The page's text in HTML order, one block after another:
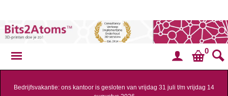
0
Bedrijfsvakantie: ons kantoor is gesloten van vrijdag 31 juli t/m vrijdag 14